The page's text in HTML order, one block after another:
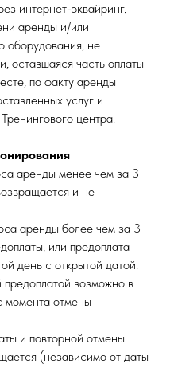
интернет-эквайринг.
аренды и/или
оборудования, не
оставшаяся часть оплаты
по факту аренды
услуг и
центра.
аренды менее чем за 3
и не
аренды более чем за 3
или предоплата
день с открытой датой.
предоплатой возможно в
момента отмены
и повторной отмены
(независимо от даты